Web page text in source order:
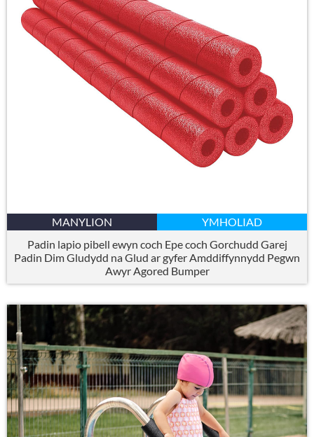
MANYLION
YMHOLIAD
Padin lapio pibell ewyn coch Epe coch Gorchudd Garej
Padin Dim Gludydd na Glud ar gyfer Amddiffynnydd Pegwn
Awyr Agored Bumper